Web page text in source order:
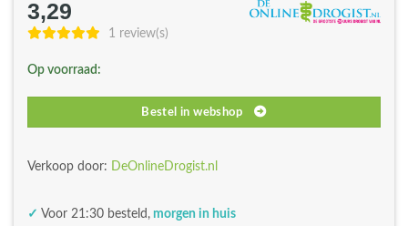
3,29
1 review(s)
Op voorraad:
Bestel in webshop
Verkoop door: DeOnlineDrogist.nl
✓ Voor 21:30 besteld, morgen in huis